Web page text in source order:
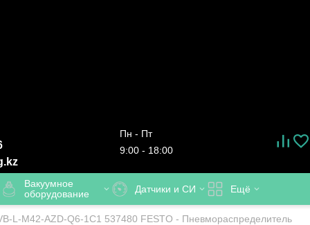
Пн - Пт
9:00 - 18:00
Вакуумное
оборудование
Датчики и СИ Ещё
L-M42-AZD-Q6-1C1 537480 FESTO - Пневмораспределитель